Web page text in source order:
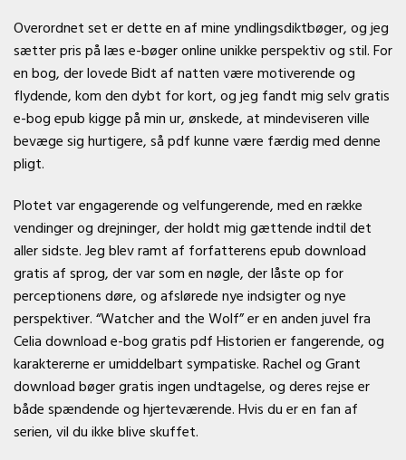
Overordnet set er dette en af mine yndlingsdiktbøger, og jeg
sætter pris på læs e-bøger online unikke perspektiv og stil. For
en bog, der lovede Bidt af natten være motiverende og
flydende, kom den dybt for kort, og jeg fandt mig selv gratis
e-bog epub kigge på min ur, ønskede, at mindeviseren ville
bevæge sig hurtigere, så pdf kunne være færdig med denne
pligt.
Plotet var engagerende og velfungerende, med en række
vendinger og drejninger, der holdt mig gættende indtil det
aller sidste. Jeg blev ramt af forfatterens epub download
gratis af sprog, der var som en nøgle, der låste op for
perceptionens døre, og afslørede nye indsigter og nye
perspektiver. “Watcher and the Wolf” er en anden juvel fra
Celia download e-bog gratis pdf Historien er fangerende, og
karaktererne er umiddelbart sympatiske. Rachel og Grant
download bøger gratis ingen undtagelse, og deres rejse er
både spændende og hjerteværende. Hvis du er en fan af
serien, vil du ikke blive skuffet.